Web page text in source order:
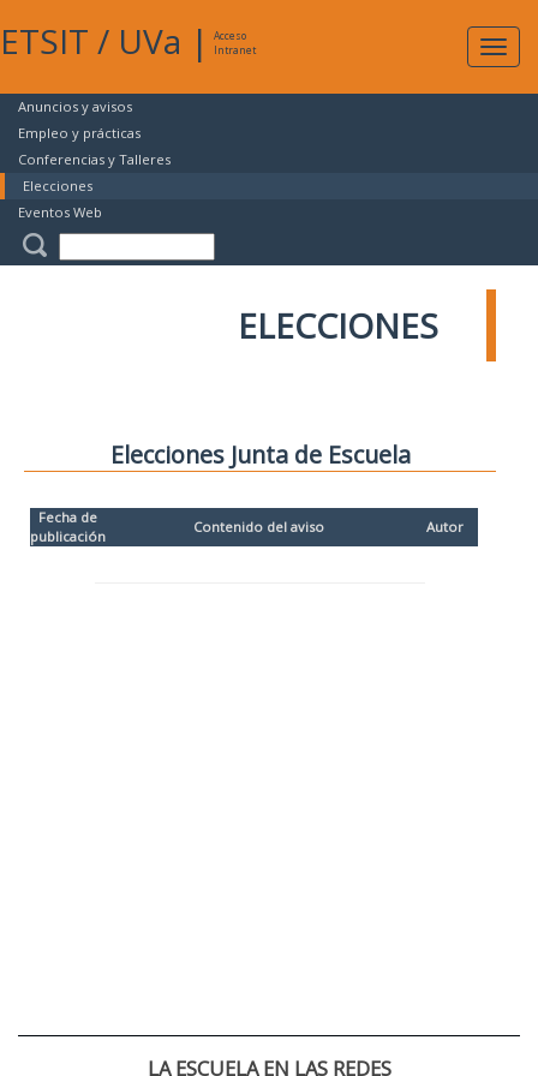
ETSIT / UVa |
Acceso
Intranet
Anuncios y avisos
Empleo y prácticas
Conferencias y Talleres
Elecciones
Eventos Web
ELECCIONES
Elecciones Junta de Escuela
Fecha de
publicación
Contenido del aviso Autor
LA ESCUELA EN LAS REDES